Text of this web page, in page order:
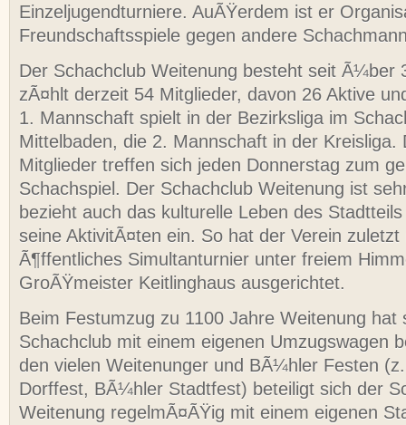
Einzeljugendturniere. AuÃŸerdem ist er
Freundschaftsspiele gegen andere
Der Schachclub Weitenung besteht seit Ã¼ber
zÃ¤hlt derzeit 54 Mitglieder, davon 26 Aktive
1. Mannschaft spielt in der Bezirksliga im
Mittelbaden, die 2. Mannschaft in der Kreisliga.
Mitglieder treffen sich jeden Donnerstag zum
Schachspiel. Der Schachclub Weitenung ist
bezieht auch das kulturelle Leben des
seine AktivitÃ¤ten ein. So hat der Verein zuletzt
Ã¶ffentliches Simultanturnier unter freiem
GroÃŸmeister Keitlinghaus ausgerichtet.
Beim Festumzug zu 1100 Jahre Weitenung hat
Schachclub mit einem eigenen Umzugswagen
den vielen Weitenunger und BÃ¼hler Festen
Dorffest, BÃ¼hler Stadtfest) beteiligt sich der
Weitenung regelmÃ¤ÃŸig mit einem eigenen